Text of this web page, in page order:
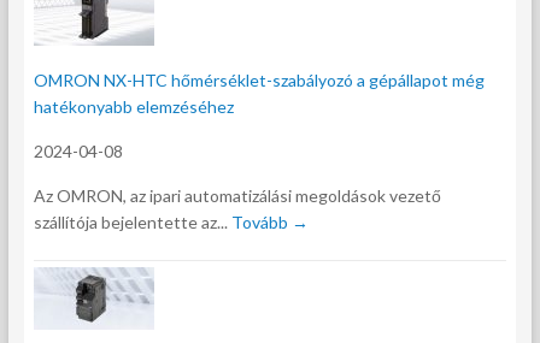
OMRON NX-HTC hőmérséklet-szabályozó a gépállapot még
hatékonyabb elemzéséhez
2024-04-08
Az OMRON, az ipari automatizálási megoldások vezető
szállítója bejelentette az... Tovább →